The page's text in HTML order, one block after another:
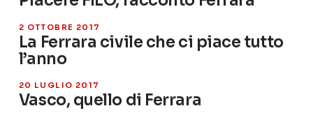
2 OTTOBRE 2017
La Ferrara civile che ci piace tutto
l’anno
20 LUGLIO 2017
Vasco, quello di Ferrara